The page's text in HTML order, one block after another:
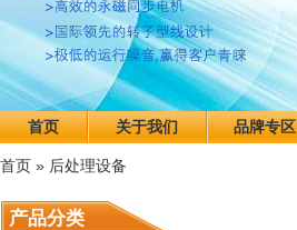
首页 关于我们 品牌专区
首页 » 后处理设备
产品分类